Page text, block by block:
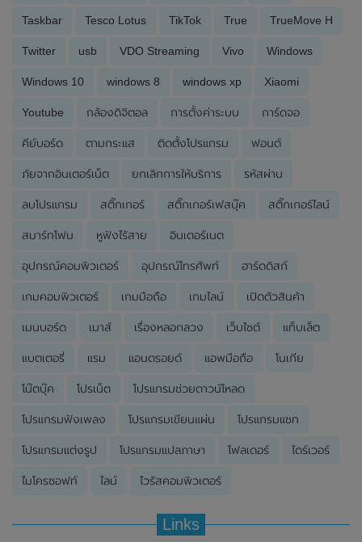
Taskbar Tesco Lotus TikTok True TrueMove H
Twitter usb VDO Streaming Vivo Windows
Windows 10 windows 8 windows xp Xiaomi
Youtube กล้องดิจิตอล การตั้งค่าระบบ การ์ดจอ
คีย์บอร์ด ตามกระแส ติดตั้งโปรแกรม ฟอนต์
ภัยจากอินเตอร์เน็ต ยกเลิกการให้บริการ รหัสผ่าน
ลบโปรแกรม สติ๊กเกอร์ สติ๊กเกอร์เฟสบุ๊ค สติ๊กเกอร์ไลน์
สมาร์ทโฟน หูฟังไร้สาย อินเตอร์เนต
อุปกรณ์คอมพิวเตอร์ อุปกรณ์โทรศัพท์ ฮาร์ดดิสก์
เกมคอมพิวเตอร์ เกมมือถือ เกมไลน์ เปิดตัวสินค้า
เมนบอร์ด เมาส์ เรื่องหลอกลวง เว็บไซต์ แท็บเล็ต
แบตเตอรี่ แรม แอนดรอยด์ แอพมือถือ โนเกีย
โน๊ตบุ๊ค โปรเน็ต โปรแกรมช่วยดาวน์โหลด
โปรแกรมฟังเพลง โปรแกรมเขียนแผ่น โปรแกรมแชท
โปรแกรมแต่งรูป โปรแกรมแปลภาษา โฟลเดอร์ ไดร์เวอร์
ไมโครซอฟท์ ไลน์ ไวรัสคอมพิวเตอร์
Links